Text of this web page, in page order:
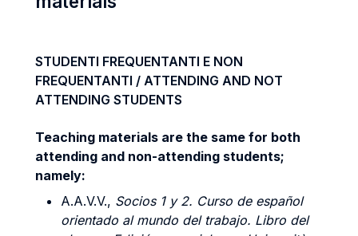
STUDENTI FREQUENTANTI E NON
FREQUENTANTI / ATTENDING AND NOT
ATTENDING STUDENTS
Teaching materials are the same for both
attending and non-attending students;
namely:
A.A.V.V., Socios 1 y 2. Curso de español
orientado al mundo del trabajo. Libro del